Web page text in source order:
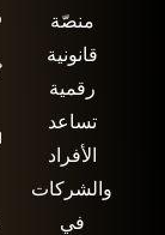
منصّة
قانونية
رقمية
تساعد
الأفراد
والشركات
في